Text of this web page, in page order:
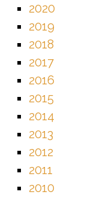
2020
2019
2018
2017
2016
2015
2014
2013
2012
2011
2010